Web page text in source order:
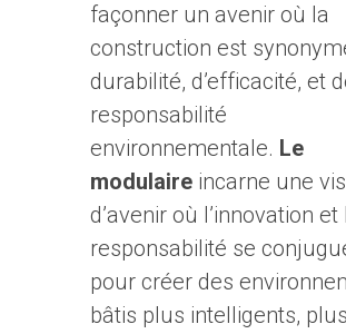
façonner un avenir où la
construction est
durabilité, d’efficacité, et
responsabilité
environnementale. Le
modulaireincarne une
d’avenir où l’innovation et
responsabilité se
pour créer des
bâtis plus intelligents, plus